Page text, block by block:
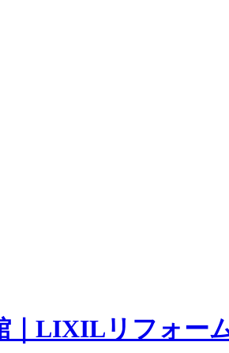
｜LIXILリフォー